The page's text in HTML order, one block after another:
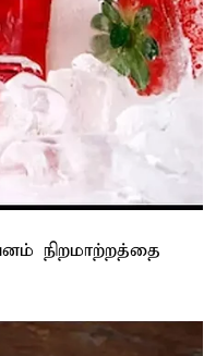
நிறமாற்றத்தை